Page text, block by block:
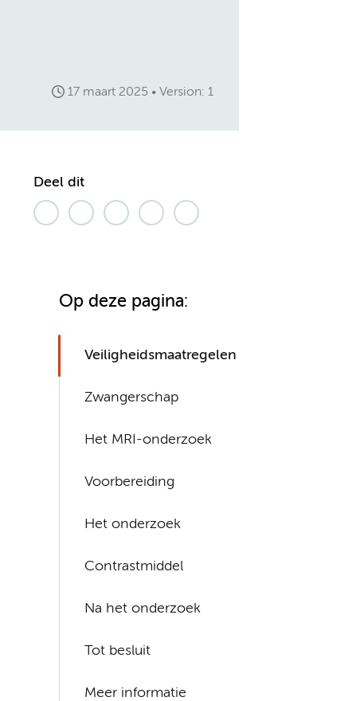
17 maart 2025 Version: 1
Deel dit
Op deze pagina:
Veiligheidsmaatregelen
Zwangerschap
Het MRI-onderzoek
Voorbereiding
Het onderzoek
Contrastmiddel
Na het onderzoek
Tot besluit
Meer informatie